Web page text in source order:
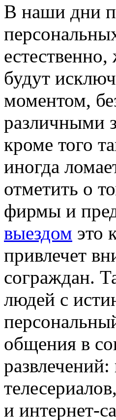
В нaши дни
будут
моментом,
различными
кроме того
иногда
отметить о
фирмы и
выездом это
привлечет
сограждан.
людей с
общения в
и интернет-